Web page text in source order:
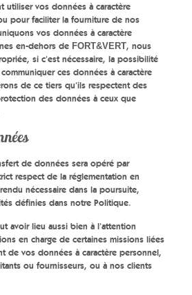
utiliser vos données à caractère
pour faciliter la fourniture de nos
vos données à caractère
en-dehors de FORT&VERT, nous
si c’est nécessaire, la possibilité
ces données à caractère
de ce tiers qu’ils respectent des
des données à ceux que
de données sera opéré par
respect de la réglementation en
nécessaire dans la poursuite,
définies dans notre Politique.
avoir lieu aussi bien à l’attention
en charge de certaines missions liées
de vos données à caractère personnel,
ou fournisseurs, ou à nos clients